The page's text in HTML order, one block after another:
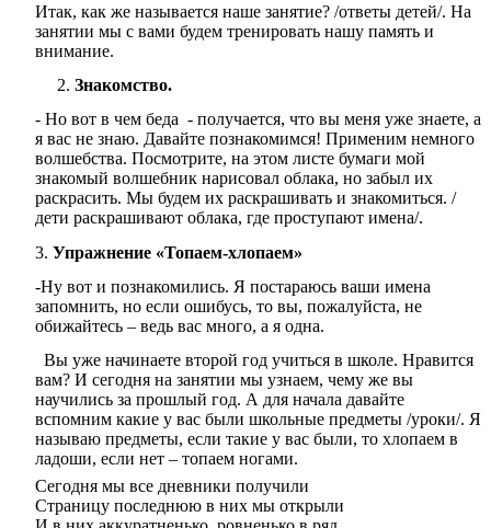
Итак, как же называется наше занятие? /ответы детей/. На
занятии мы с вами будем тренировать нашу память и
внимание.
Знакомство.
- Но вот в чем беда - получается, что вы меня уже знаете, а
я вас не знаю. Давайте познакомимся! Применим немного
волшебства. Посмотрите, на этом листе бумаги мой
знакомый волшебник нарисовал облака, но забыл их
раскрасить. Мы будем их раскрашивать и знакомиться. /
дети раскрашивают облака, где проступают имена/.
3. Упражнение «Топаем-хлопаем»
-Ну вот и познакомились. Я постараюсь ваши имена
запомнить, но если ошибусь, то вы, пожалуйста, не
обижайтесь – ведь вас много, а я одна.
Вы уже начинаете второй год учиться в школе. Нравится
вам? И сегодня на занятии мы узнаем, чему же вы
научились за прошлый год. А для начала давайте
вспомним какие у вас были школьные предметы /уроки/. Я
называю предметы, если такие у вас были, то хлопаем в
ладоши, если нет – топаем ногами.
Сегодня мы все дневники получили
Страницу последнюю в них мы открыли